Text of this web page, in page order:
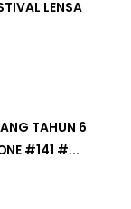
LENSA
TAHUN 6
#141 #...